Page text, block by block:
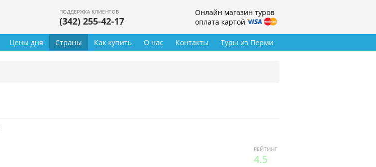
ПОДДЕРЖКА КЛИЕНТОВ
(342) 255-42-17
Онлайн магазин туров
оплата картой
Туры из Перми
Цены дня Страны Как купить О нас Контакты
РЕЙТИНГ
4.5